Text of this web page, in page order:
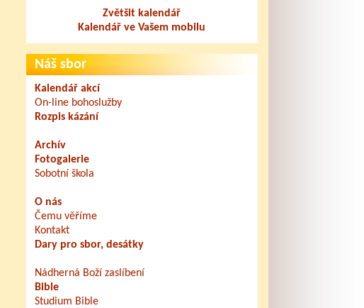
Zvětšit kalendář
Kalendář ve Vašem mobilu
Náš sbor
Kalendář akcí
On-line bohoslužby
Rozpis kázání
Archív
Fotogalerie
Sobotní škola
O nás
Čemu věříme
Kontakt
Dary pro sbor, desátky
Nádherná Boží zaslíbení
Bible
Studium Bible